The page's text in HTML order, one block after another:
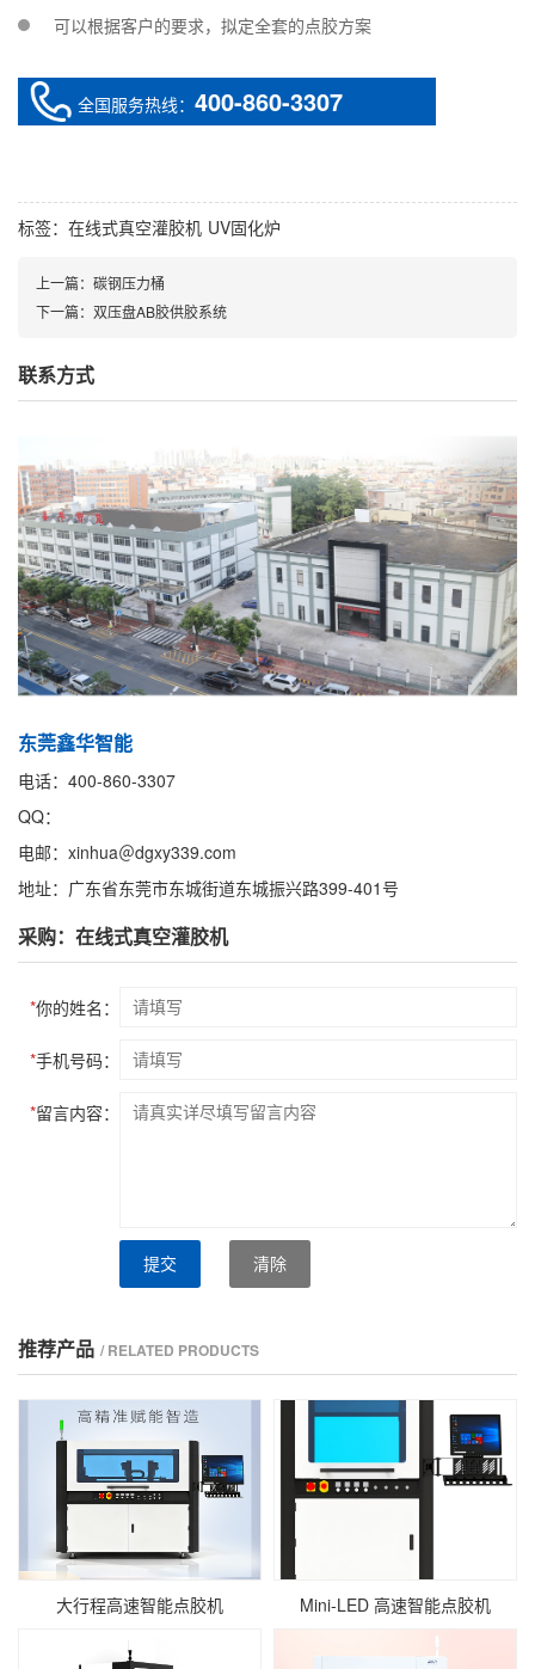
可以根据客户的要求，拟定全套的点胶方案
全国服务热线： 400-860-3307
标签： 在线式真空灌胶机 UV固化炉
上一篇： 碳钢压力桶
下一篇： 双压盘AB胶供胶系统
联系方式
东莞鑫华智能
电话：400-860-3307
QQ：
电邮：xinhua＠dgxy339.com
地址：广东省东莞市东城街道东城振兴路399-401号
采购：在线式真空灌胶机
*你的姓名：
*手机号码：
*留言内容：
提交 清除
推荐产品 / RELATED PRODUCTS
大行程高速智能点胶机 Mini‑LED 高速智能点胶机